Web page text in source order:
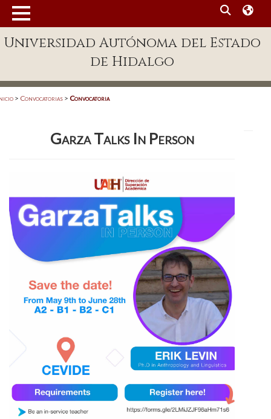
Enlaces
Acreditación Internacional
Alumnado
Aspirantes
Personal
Visitantes
Universidad Autónoma del Estado
de Hidalgo
> Convocatorias > Convocatoria
Garza Talks In Person